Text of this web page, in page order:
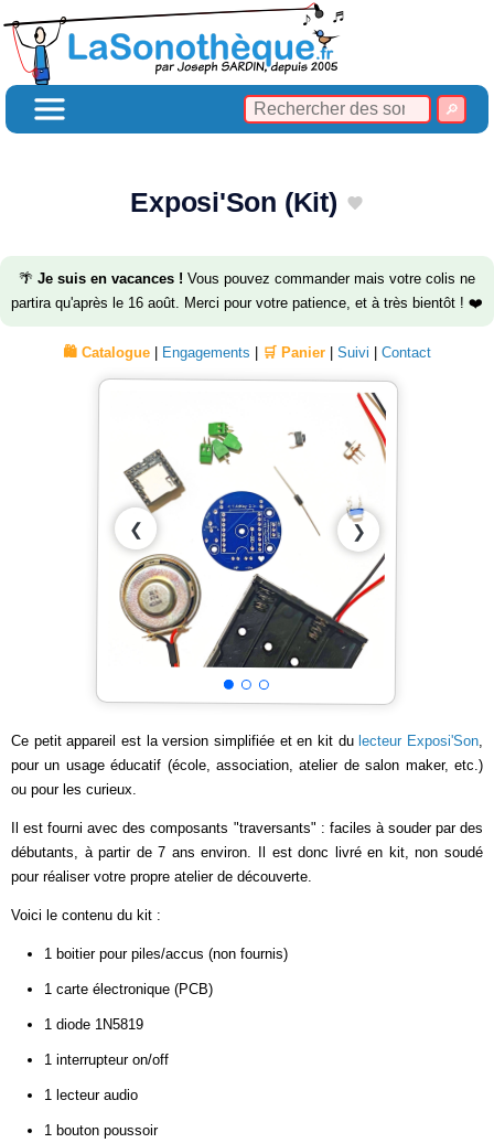
Exposi'Son (Kit)
🌴 Je suis en vacances ! Vous pouvez commander mais votre colis ne
partira qu'après le 16 août. Merci pour votre patience, et à très bientôt ! ❤️
🛍️ Catalogue Engagements 🛒 Panier Suivi Contact
❮ ❯
Ce petit appareil est la version simplifiée et en kit du lecteur Exposi'Son
pour un usage éducatif (école, association, atelier de salon maker, etc.)
ou pour les curieux.
Il est fourni avec des composants "traversants" : faciles à souder par des
débutants, à partir de 7 ans environ. Il est donc livré en kit, non soudé
pour réaliser votre propre atelier de découverte.
Voici le contenu du kit :
1 boitier pour piles/accus (non fournis)
1 carte électronique (PCB)
1 diode 1N5819
1 interrupteur on/off
1 lecteur audio
1 bouton poussoir